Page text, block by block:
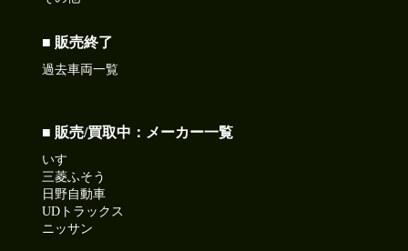
■ 販売終了
過去車両一覧
■ 販売/買取中：メーカー一覧
いすゞ
三菱ふそう
日野自動車
UDトラックス
ニッサン